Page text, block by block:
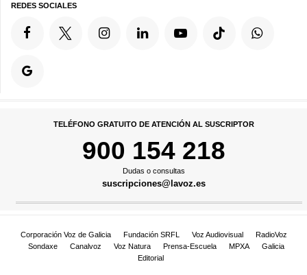
REDES SOCIALES
TELÉFONO GRATUITO DE ATENCIÓN AL SUSCRIPTOR
900 154 218
Dudas o consultas
suscripciones@lavoz.es
Corporación Voz de Galicia Fundación SRFL Voz Audiovisual
RadioVoz
Sondaxe
Canalvoz Voz Natura Prensa-Escuela MPXA
Galicia
Editorial